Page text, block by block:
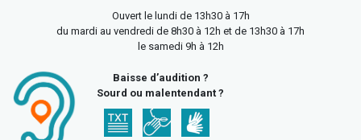
Ouvert le lundi de 13h30 à 17h
du mardi au vendredi de 8h30 à 12h et de 13h30 à 17h
le samedi 9h à 12h
Baisse d’audition ?
Sourd ou malentendant ?